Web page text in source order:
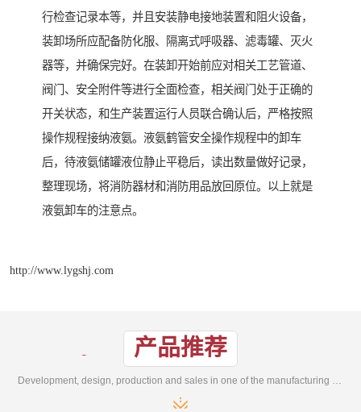
行检查记录本等，并且安装静电接地装置和阻火设备，
装卸场所应配备防化服、隔离式呼吸器、滤毒罐、灭火
器等，并确保完好。在装卸开始前应对相关工艺管道、
阀门、安全附件等进行全面检查，相关阀门处于正确的
开关状态，和生产装置运行人员联合确认后，严格按照
操作规程接纳液氨。液氨鹤管安全操作规程中的卸车
后，待液氨储罐液位静止平稳后，读出数量做好记录，
整理现场，将消防器材和消防用品放回原位。以上就是
液氨卸车的注意点。
http://www.lygshj.com
产品推荐
Development, design, production and sales in one of the manufacturing enterprises